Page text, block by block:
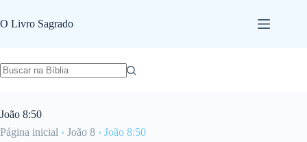
para
o
O Livro Sagrado
João 8:50
Página inicial › João 8 › João 8:50